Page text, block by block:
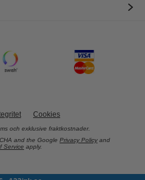
Cookies
och exklusive fraktkostnader.
and the Google Privacy Policy and
Service apply.